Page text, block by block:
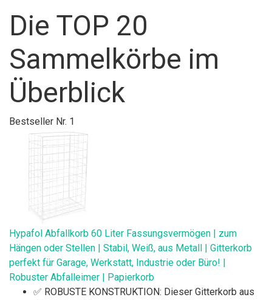
Die TOP 20
Sammelkörbe im
Überblick
Bestseller Nr. 1
Hypafol Abfallkorb 60 Liter Fassungsvermögen | zum
Hängen oder Stellen | Stabil, Weiß, aus Metall | Gitterkorb
perfekt für Garage, Werkstatt, Industrie oder Büro! |
Robuster Abfalleimer | Papierkorb
✅ ROBUSTE KONSTRUKTION: Dieser Gitterkorb aus